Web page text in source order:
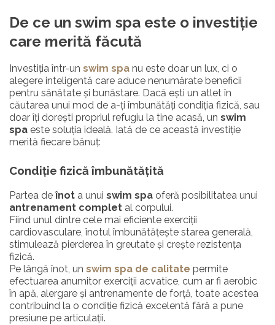
De ce un swim spa este o investiție
care merită făcută
Investiția într-un swim spa nu este doar un lux, ci o
alegere inteligentă care aduce nenumărate beneficii
pentru sănătate și bunăstare. Dacă ești un atlet în
căutarea unui mod de a-ți îmbunătăți condiția fizică, sau
doar îți dorești propriul refugiu la tine acasă, un swim
spa este soluția ideală. Iată de ce această investiție
merită fiecare bănuț:
Condiție fizică îmbunătățită
Partea de înot a unui swim spa oferă posibilitatea unui
antrenament complet al corpului.
Fiind unul dintre cele mai eficiente exerciții
cardiovasculare, înotul îmbunătățește starea generală,
stimulează pierderea în greutate și crește rezistența
fizică.
Pe lângă înot, un swim spa de calitate permite
efectuarea anumitor exerciții acvatice, cum ar fi aerobic
în apă, alergare și antrenamente de forță, toate acestea
contribuind la o condiție fizică excelentă fără a pune
presiune pe articulații.